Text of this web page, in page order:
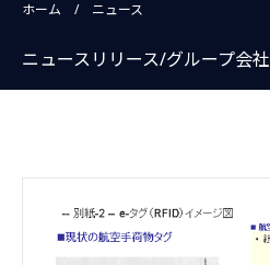
ホーム ニュース
ニュースリリース/グループ会社